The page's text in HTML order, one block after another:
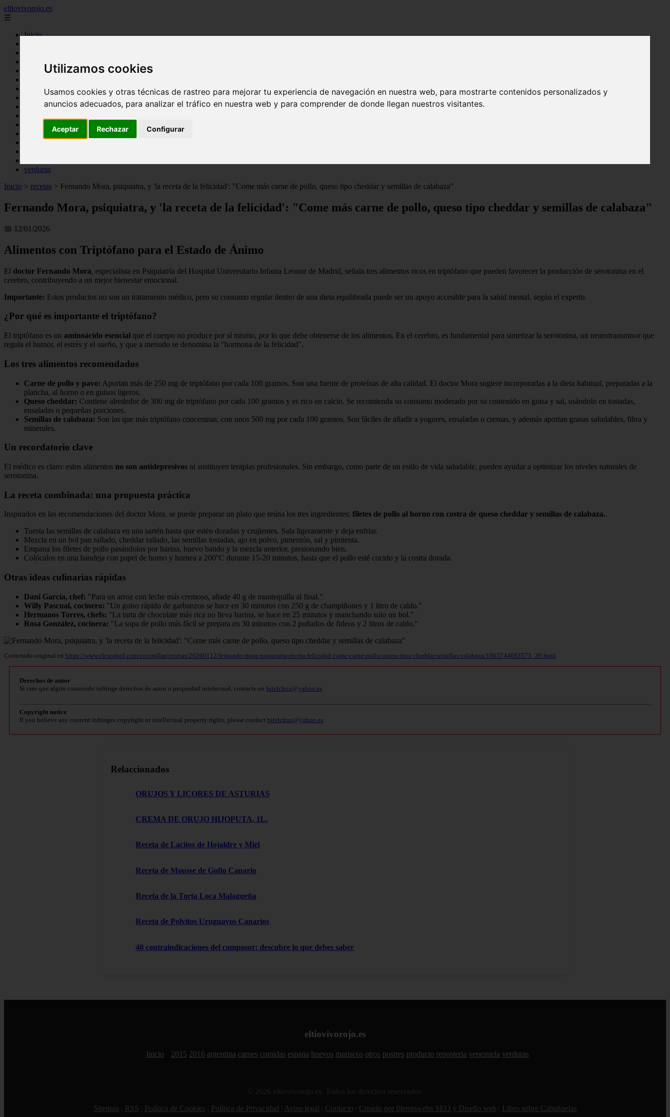
Utilizamos cookies
Usamos cookies y otras técnicas de rastreo para mejorar tu experiencia de navegación en nuestra web, para mostrarte contenidos personalizados y
anuncios adecuados, para analizar el tráfico en nuestra web y para comprender de donde llegan nuestros visitantes.
Aceptar Rechazar Configurar
eltiovivorojo.es
☰
Inicio
argentina
comidas
huevos
verduras
Inicio > recetas > Fernando Mora, psiquiatra, y 'la receta de la felicidad': "Come más carne de pollo, queso tipo cheddar y semillas de calabaza"
Fernando Mora, psiquiatra, y 'la receta de la felicidad': "Come más carne de pollo, queso tipo cheddar y semillas de calabaza"
📅 12/01/2026
Alimentos con Triptófano para el Estado de Ánimo
El doctor Fernando Mora, especialista en Psiquiatría del Hospital Universitario Infanta Leonor de Madrid, señala tres alimentos ricos en triptófano que pueden favorecer la producción de serotonina en el
cerebro, contribuyendo a un mejor bienestar emocional.
Importante: Estos productos no son un tratamiento médico, pero su consumo regular dentro de una dieta equilibrada puede ser un apoyo accesible para la salud mental, según el experto.
¿Por qué es importante el triptófano?
El triptófano es un aminoácido esencial que el cuerpo no produce por sí mismo, por lo que debe obtenerse de los alimentos. En el cerebro, es fundamental para sintetizar la serotonina, un neurotransmisor que
regula el humor, el estrés y el sueño, y que a menudo se denomina la "hormona de la felicidad".
Los tres alimentos recomendados
Carne de pollo y pavo: Aportan más de 250 mg de triptófano por cada 100 gramos. Son una fuente de proteínas de alta calidad. El doctor Mora sugiere incorporarlas a la dieta habitual, preparadas a la
plancha, al horno o en guisos ligeros.
Queso cheddar: Contiene alrededor de 300 mg de triptófano por cada 100 gramos y es rico en calcio. Se recomienda su consumo moderado por su contenido en grasa y sal, usándolo en tostadas,
ensaladas o pequeñas porciones.
Semillas de calabaza: Son las que más triptófano concentran, con unos 500 mg por cada 100 gramos. Son fáciles de añadir a yogures, ensaladas o cremas, y además aportan grasas saludables, fibra y
minerales.
Un recordatorio clave
El médico es claro: estos alimentos no son antidepresivos ni sustituyen terapias profesionales. Sin embargo, como parte de un estilo de vida saludable, pueden ayudar a optimizar los niveles naturales de
serotonina.
La receta combinada: una propuesta práctica
Inspirados en las recomendaciones del doctor Mora, se puede preparar un plato que reúna los tres ingredientes: filetes de pollo al horno con costra de queso cheddar y semillas de calabaza.
Tuesta las semillas de calabaza en una sartén hasta que estén doradas y crujientes. Sala ligeramente y deja enfriar.
Mezcla en un bol pan rallado, cheddar rallado, las semillas tostadas, ajo en polvo, pimentón, sal y pimienta.
Empana los filetes de pollo pasándolos por harina, huevo batido y la mezcla anterior, presionando bien.
Colócalos en una bandeja con papel de horno y hornea a 200°C durante 15-20 minutos, hasta que el pollo esté cocido y la costra dorada.
Otras ideas culinarias rápidas
Dani García, chef: "Para un arroz con leche más cremoso, añade 40 g de mantequilla al final."
Willy Pascual, cocinero: "Un guiso rápido de garbanzos se hace en 30 minutos con 250 g de champiñones y 1 litro de caldo."
Hermanos Torres, chefs: "La tarta de chocolate más rica no lleva harina, se hace en 25 minutos y manchando solo un bol."
Rosa González, cocinera: "La sopa de pollo más fácil se prepara en 30 minutos con 2 puñados de fideos y 2 litros de caldo."
Contenido original en https://www.elespanol.com/cocinillas/recetas/20260112/fernando-mora-psiquiatra-receta-felicidad-come-carne-pollo-queso-tipo-cheddar-semillas-calabaza/1003744083573_30.html
Derechos de autor
Si cree que algún contenido infringe derechos de autor o propiedad intelectual, contacte en bitelchux@yahoo.es.
Copyright notice
If you believe any content infringes copyright or intellectual property rights, please contact bitelchux@yahoo.es.
Relaccionados
ORUJOS Y LICORES DE ASTURIAS
CREMA DE ORUJO HIJOPUTA, 1L.
Receta de Lacitos de Hojaldre y Miel
Receta de Mousse de Gofio Canario
Receta de la Torta Loca Malagueña
Receta de Polvitos Uruguayos Canarios
40 contraindicaciones del composor: descubre lo que debes saber
eltiovivorojo.es
Inicio 2015 2016 argentina carnes comidas espana huevos mariscos otros postres producto reposteria venezuela verduras
© 2026 eltiovivorojo.es. Todos los derechos reservados.
Sitemap
RSS Política de Cookies Política de Privacidad Aviso legal Contacto Creado por 0lemiswebs SEO y Diseño web Libro sobre Cabañuelas